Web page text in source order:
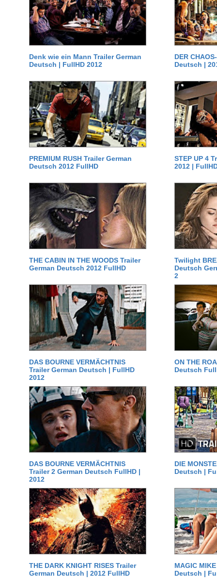
Denk wie ein Mann Trailer German
Deutsch | FullHD 2012
DER
Deutsch |
PREMIUM RUSH Trailer German
Deutsch 2012 FullHD
STEP UP 4
2012 |
THE CABIN IN THE WOODS Trailer
German Deutsch 2012 FullHD
Twilight
Deutsch
2
DAS BOURNE VERMÄCHTNIS
Trailer German Deutsch | FullHD
2012
ON THE
Deutsch
DAS BOURNE VERMÄCHTNIS
Trailer 2 German Deutsch FullHD |
2012
DIE
Deutsch |
THE DARK KNIGHT RISES Trailer
German Deutsch | 2012 FullHD
MAGIC
Deutsch |